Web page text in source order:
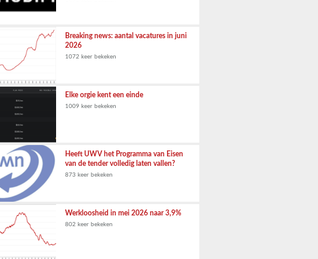
Breaking news: aantal vacatures in juni
2026
1072 keer bekeken
Elke orgie kent een einde
1009 keer bekeken
Heeft UWV het Programma van Eisen
van de tender volledig laten vallen?
873 keer bekeken
Werkloosheid in mei 2026 naar 3,9%
802 keer bekeken